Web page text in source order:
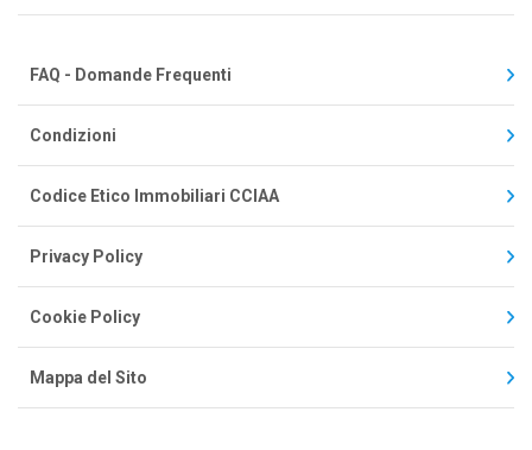
FAQ - Domande Frequenti
Condizioni
Codice Etico Immobiliari CCIAA
Privacy Policy
Cookie Policy
Mappa del Sito